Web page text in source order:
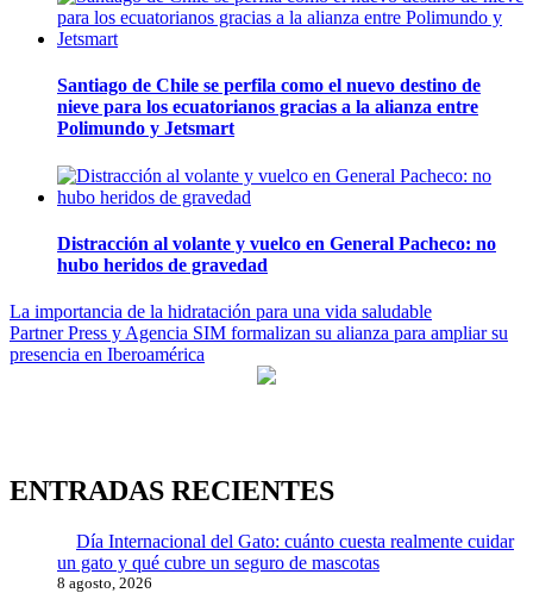
Santiago de Chile se perfila como el nuevo destino de
nieve para los ecuatorianos gracias a la alianza entre
Polimundo y Jetsmart
Distracción al volante y vuelco en General Pacheco: no
hubo heridos de gravedad
Navegación
de
La importancia de la hidratación para una vida saludable
Partner Press y Agencia SIM formalizan su alianza para ampliar su
presencia en Iberoamérica
ENTRADAS RECIENTES
Día Internacional del Gato: cuánto cuesta realmente cuidar
un gato y qué cubre un seguro de mascotas
8 agosto, 2026